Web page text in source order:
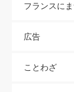
フランスに
広告
ことわざ